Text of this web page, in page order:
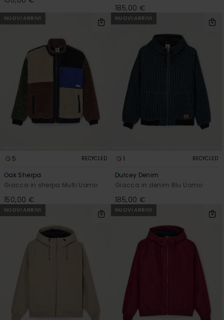
185,00 €
NUOVI ARRIVI
5 RECYCLED
Oak Sherpa
Giacca in sherpa Multi Uomo
150,00 €
NUOVI ARRIVI
1 RECYCLED
Dulcey Denim
Giacca in denim Blu Uomo
185,00 €
NUOVI ARRIVI NUOVI ARRIVI